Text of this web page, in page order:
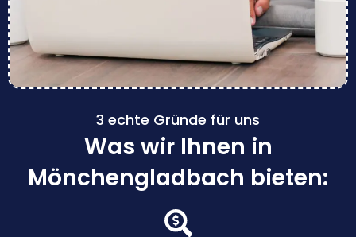
3 echte Gründe für uns
Was wir Ihnen in
Mönchengladbach bieten: